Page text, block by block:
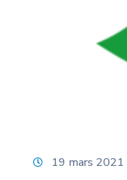
19 mars 2021